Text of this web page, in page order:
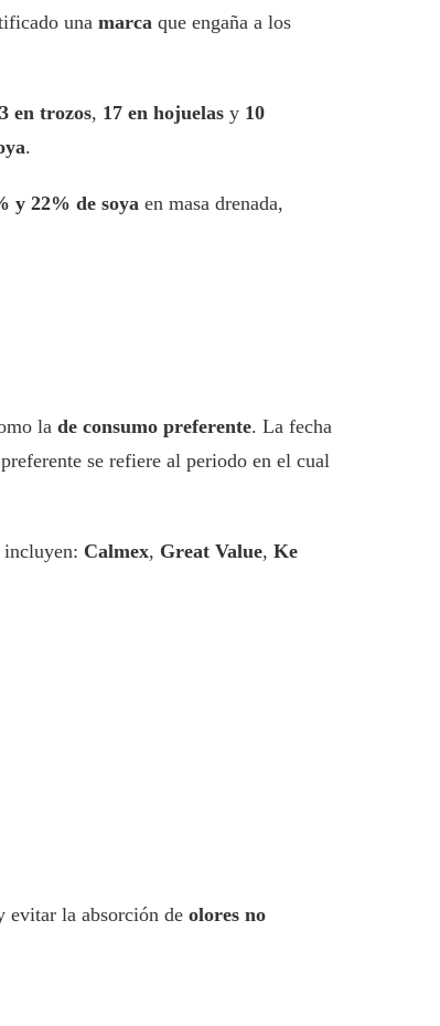
una marca que engaña a los
en trozos, 17 en hojuelas y 10
.
y 22% de soya en masa drenada,
la de consumo preferente. La fecha
se refiere al periodo en el cual
incluyen: Calmex, Great Value, Ke
evitar la absorción de olores no